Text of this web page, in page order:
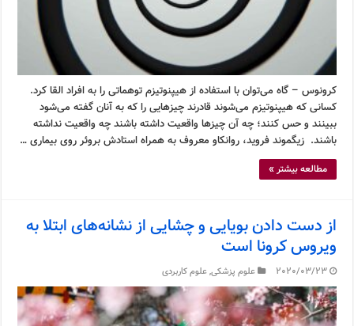
کرونوس – گاه می‌توان با استفاده از هیپنوتیزم توهماتی را به افراد القا کرد.
کسانی که هیپنوتیزم می‌شوند قادرند چیزهایی را که به آنان گفته می‌شود
ببینند و حس کنند؛ چه آن چیزها واقعیت داشته باشند چه واقعیت نداشته
باشند. زیگموند فروید، روانکاو معروف به همراه استادش بروئر روی بیماری …
مطالعه بیشتر »
از دست دادن بویایی و چشایی از نشانه‌های ابتلا به
ویروس کرونا است
2020/03/23 علوم پزشکی,علوم کاربردی